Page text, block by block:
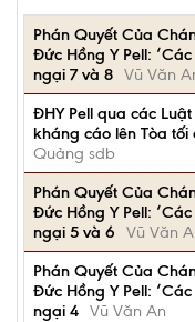
Phán Quyết Của
Đức Hồng Y Pell:
ngại 7 và 8 Vũ Văn
ĐHY Pell qua các
kháng cáo lên Tòa tối
Quảng sdb
Phán Quyết Của
Đức Hồng Y Pell:
ngại 5 và 6
Vũ Văn
Phán Quyết Của
Đức Hồng Y Pell:
ngại 4 Vũ Văn An